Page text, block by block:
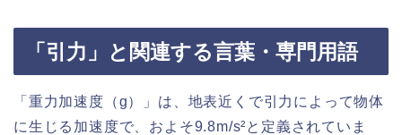
「引力」と関連する言葉・専門用語
「重力加速度（g）」は、地表近くで引力によって物体
に生じる加速度で、およそ9.8m/s²と定義されていま